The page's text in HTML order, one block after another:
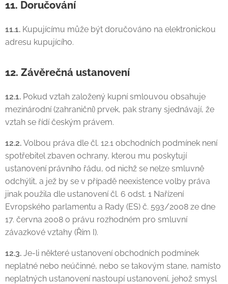
11. Doručování
11.1. Kupujícímu může být doručováno na elektronickou
adresu kupujícího.
12. Závěrečná ustanovení
12.1. Pokud vztah založený kupní smlouvou obsahuje
mezinárodní (zahraniční) prvek, pak strany sjednávají, že
vztah se řídí českým právem.
12.2. Volbou práva dle čl. 12.1 obchodních podmínek není
spotřebitel zbaven ochrany, kterou mu poskytují
ustanovení právního řádu, od nichž se nelze smluvně
odchýlit, a jež by se v případě neexistence volby práva
jinak použila dle ustanovení čl. 6 odst. 1 Nařízení
Evropského parlamentu a Rady (ES) č. 593/2008 ze dne
17. června 2008 o právu rozhodném pro smluvní
závazkové vztahy (Řím I).
12.3. Je-li některé ustanovení obchodních podmínek
neplatné nebo neúčinné, nebo se takovým stane, namísto
neplatných ustanovení nastoupí ustanovení, jehož smysl